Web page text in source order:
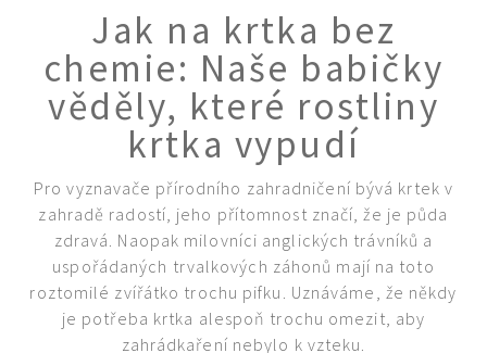
65 Kč
Objednat >
Naše krásná zahrada Speciál
Jak na krtka bez
chemie: Naše babičky
věděly, které rostliny
krtka vypudí
Pro vyznavače přírodního zahradničení bývá krtek v
zahradě radostí, jeho přítomnost značí, že je půda
zdravá. Naopak milovníci anglických trávníků a
uspořádaných trvalkových záhonů mají na toto
roztomilé zvířátko trochu pifku. Uznáváme, že někdy
je potřeba krtka alespoň trochu omezit, aby
zahrádkaření nebylo k vzteku.